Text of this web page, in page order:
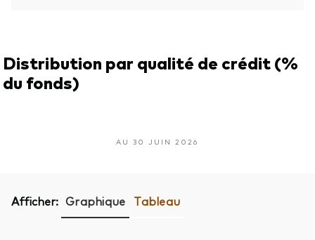
Distribution par qualité de crédit (%
du fonds)
AU 30 JUIN 2026
Afficher: Graphique Tableau